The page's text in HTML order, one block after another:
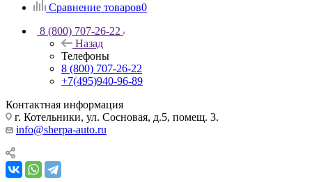
Сравнение товаров0
8 (800) 707-26-22
Назад
Телефоны
8 (800) 707-26-22
+7(495)940-96-89
Контактная информация
г. Котельники, ул. Сосновая, д.5, помещ. 3.
info@sherpa-auto.ru